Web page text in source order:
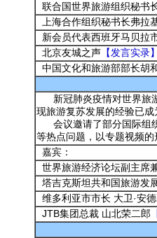
联合国世界旅游组织秘书
上海合作组织秘书长弗拉
新会员代表西班牙马贝拉
北京友城之声 【发言实录】
中国文化和旅游部部长胡
新冠肺炎疫情对世界旅游
现旅游复苏发展的经验已成
会议邀请了部分国际组织
等热点问题，以专题视频的
嘉宾：
世界旅游经济论坛副主席
塔吉克斯坦共和国旅游发
维多利亚市市长 大卫·安
JTB集团总裁 山北荣二郎